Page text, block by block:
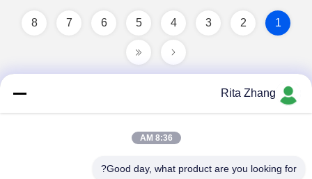
1
2
3
4
5
6
7
8
Rita Zhang
8:36 AM
Good day, what product are you looking for?